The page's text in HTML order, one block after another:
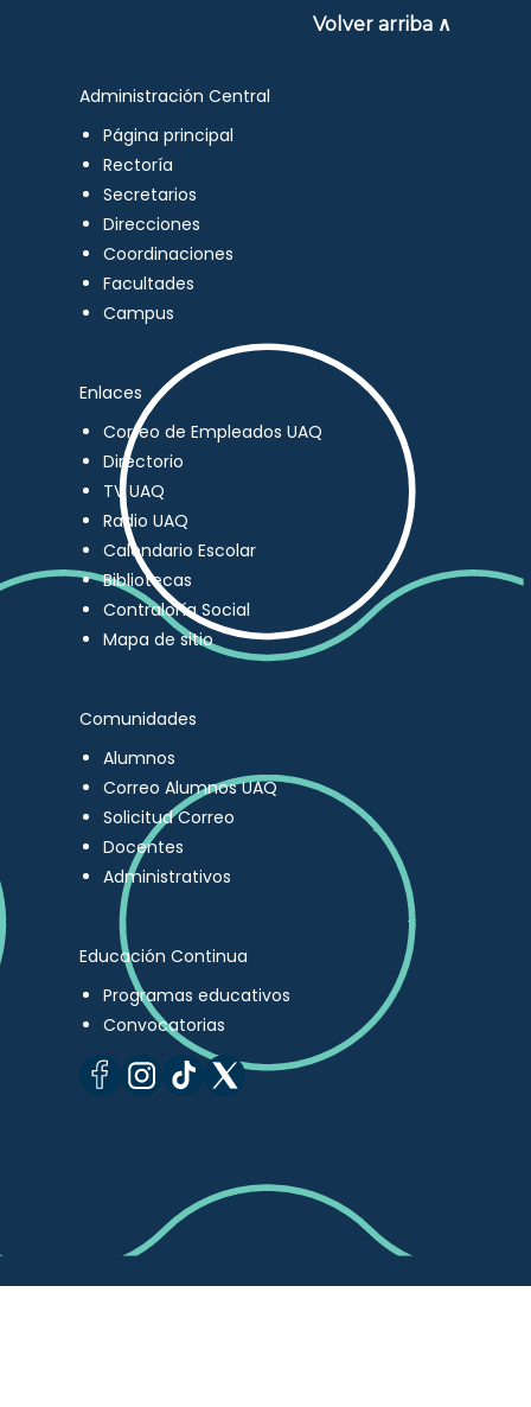
Volver arriba ∧
Administración Central
Página principal
Rectoría
Secretarios
Direcciones
Coordinaciones
Facultades
Campus
Enlaces
Correo de Empleados UAQ
Directorio
TV UAQ
Radio UAQ
Calendario Escolar
Bibliotecas
Contraloría Social
Mapa de sitio
Comunidades
Alumnos
Correo Alumnos UAQ
Solicitud Correo
Docentes
Administrativos
Educación Continua
Programas educativos
Convocatorias